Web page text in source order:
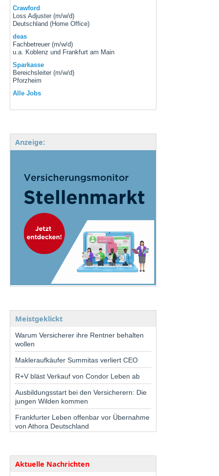
Crawford
Loss Adjuster (m/w/d)
Deutschland (Home Office)
deas
Fachbetreuer (m/w/d)
u.a. Koblenz und Frankfurt am Main
Sparkasse
Bereichsleiter (m/w/d)
Pforzheim
Alle Jobs
Anzeige:
Meistgeklickt
Warum Versicherer ihre Rentner behalten
wollen
Makleraufkäufer Summitas verliert CEO
R+V bläst Verkauf von Condor Leben ab
Ausbildungsstart bei den Versicherern: Die
jungen Wilden kommen
Frankfurter Leben offenbar vor Übernahme
von Athora Deutschland
Aktuelle Nachrichten